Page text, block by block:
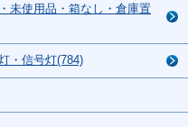
未使用品・箱なし・倉庫置
・信号灯(784)